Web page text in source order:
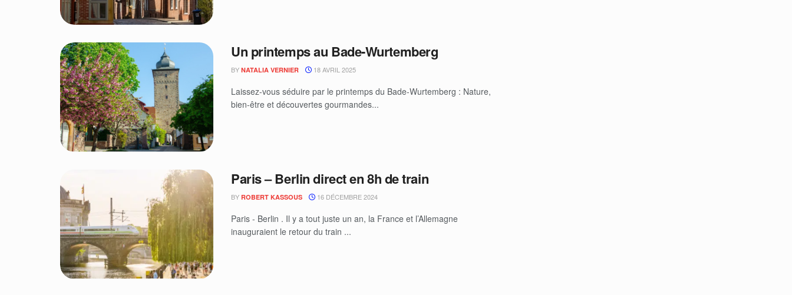
Un printemps au Bade-Wurtemberg
BY NATALIA VERNIER 18 AVRIL 2025
Laissez-vous séduire par le printemps du Bade-Wurtemberg : Nature,
bien-être et découvertes gourmandes...
Paris – Berlin direct en 8h de train
BY ROBERT KASSOUS 16 DÉCEMBRE 2024
Paris - Berlin . Il y a tout juste un an, la France et l’Allemagne
inauguraient le retour du train ...